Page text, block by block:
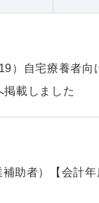
）自宅療養者
載しました
助者）【会計